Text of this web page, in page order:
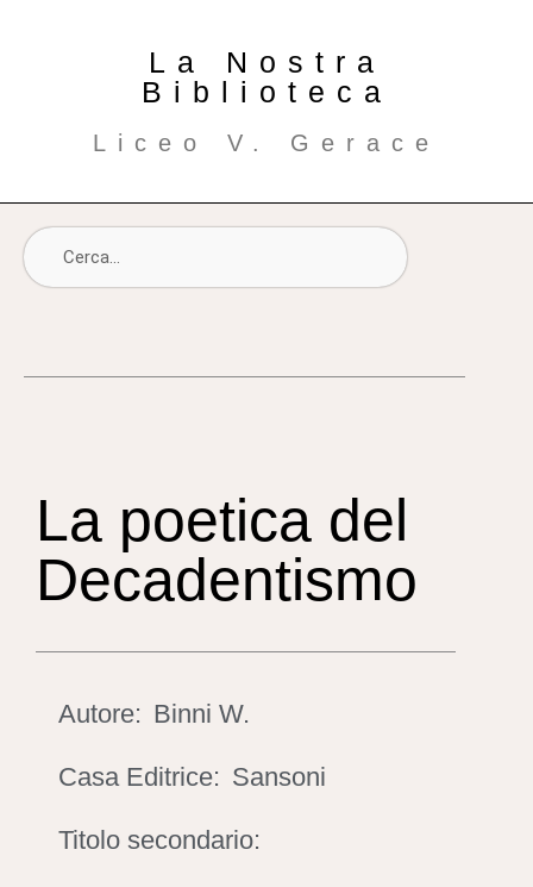
La Nostra
Biblioteca
Liceo V. Gerace
La poetica del
Decadentismo
Autore: Binni W.
Casa Editrice: Sansoni
Titolo secondario: